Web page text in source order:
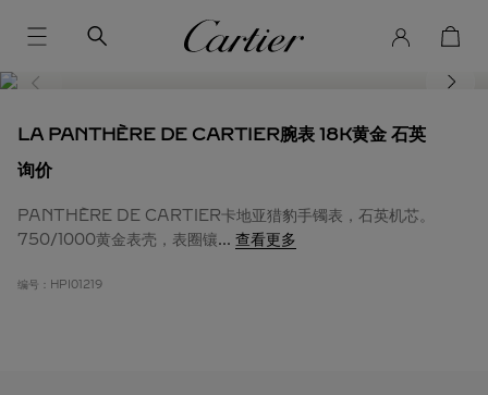
LA PANTHÈRE DE CARTIER腕表 18K黄金 石英
询价
PANTHÈRE DE CARTIER卡地亚猎豹手镯表，石英机芯。
750/1000黄金表壳，表圈镶... 查看更多
编号： HPI01219